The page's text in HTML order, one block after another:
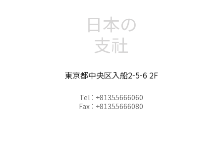
日本の
支社
東京都中央区入船2-5-6 2F
Tel : +81355666060
Fax : +81355666080